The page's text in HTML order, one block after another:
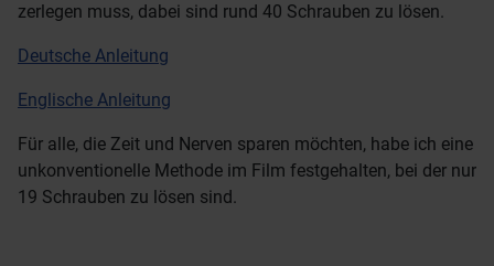
zerlegen muss, dabei sind rund 40 Schrauben zu lösen.
Deutsche Anleitung
Englische Anleitung
Für alle, die Zeit und Nerven sparen möchten, habe ich eine
unkonventionelle Methode im Film festgehalten, bei der nur
19 Schrauben zu lösen sind.